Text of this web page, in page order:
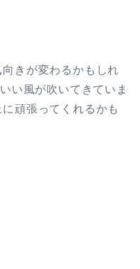
きが変わるかもしれ
い風が吹いてきていま
頑張ってくれるかも